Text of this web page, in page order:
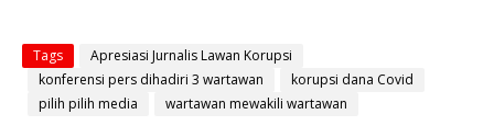
Tags
Apresiasi Jurnalis Lawan Korupsi
konferensi pers dihadiri 3 wartawan
korupsi dana Covid
pilih pilih media
wartawan mewakili wartawan